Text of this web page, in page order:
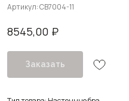
Артикул:CB7004-11
8545,00 ₽
Заказать